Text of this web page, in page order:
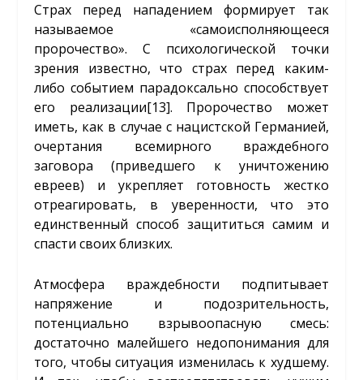
Страх перед нападением формирует так
называемое «самоисполняющееся
пророчество». С психологической точки
зрения известно, что страх перед каким-
либо событием парадоксально способствует
его реализации[13]. Пророчество может
иметь, как в случае с нацистской Германией,
очертания всемирного враждебного
заговора (приведшего к уничтожению
евреев) и укрепляет готовность жестко
отреагировать, в уверенности, что это
единственный способ защититься самим и
спасти своих близких.
Атмосфера враждебности подпитывает
напряжение и подозрительность,
потенциально взрывоопасную смесь:
достаточно малейшего недопонимания для
того, чтобы ситуация изменилась к худшему.